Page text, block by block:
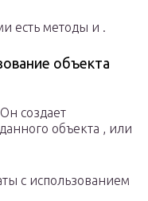
есть методы и .
объекта
создает
объекта , или
с использованием